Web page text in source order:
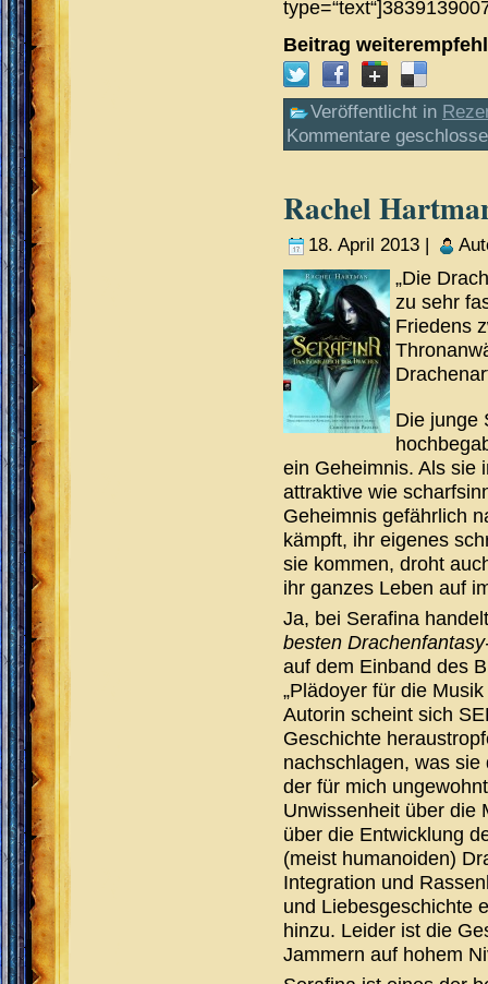
Beitrag
Veröffentlicht in
Kommentare
Rachel
18. April 2013 |
„Die
zu sehr
Friedens
Die junge
ein Geheimnis. Als sie
attraktive wie
Geheimnis gefährlich
kämpft, ihr eigenes
sie kommen, droht
ihr ganzes Leben auf
Ja, bei Serafina
besten
auf dem Einband des
„Plädoyer für die
Autorin scheint sich
Geschichte
nachschlagen, was
der für mich
Unwissenheit über die
über die Entwicklung
(meist humanoiden)
Integration und
und Liebesgeschichte
hinzu. Leider ist die
Jammern auf hohem